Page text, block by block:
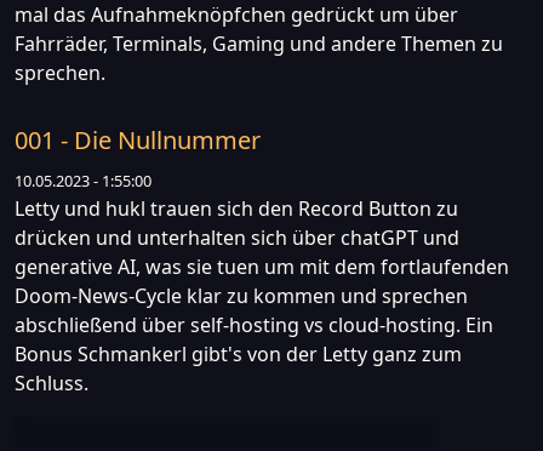
mal das Aufnahmeknöpfchen gedrückt um über
Fahrräder, Terminals, Gaming und andere Themen zu
sprechen.
001 - Die Nullnummer
10.05.2023 - 1:55:00
Letty und hukl trauen sich den Record Button zu
drücken und unterhalten sich über chatGPT und
generative AI, was sie tuen um mit dem fortlaufenden
Doom-News-Cycle klar zu kommen und sprechen
abschließend über self-hosting vs cloud-hosting. Ein
Bonus Schmankerl gibt's von der Letty ganz zum
Schluss.